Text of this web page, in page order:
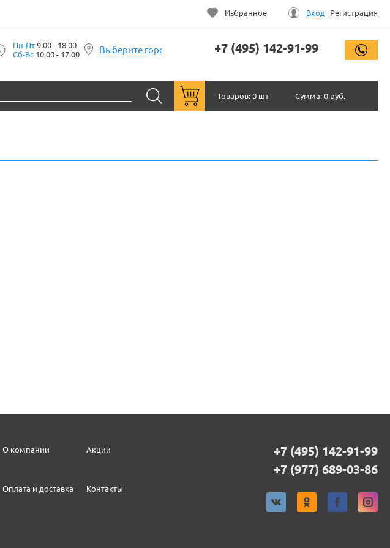
Избранное Вход Регистрация
Пн-Пт9.00 - 18.00
Сб-Вс10.00 - 17.00 Выберите город +7 (495) 142-91-99
Товаров:0 шт Сумма:0 руб.
О компании Акции
Оплата и доставка Контакты
+7 (495) 142-91-99
+7 (977) 689-03-86